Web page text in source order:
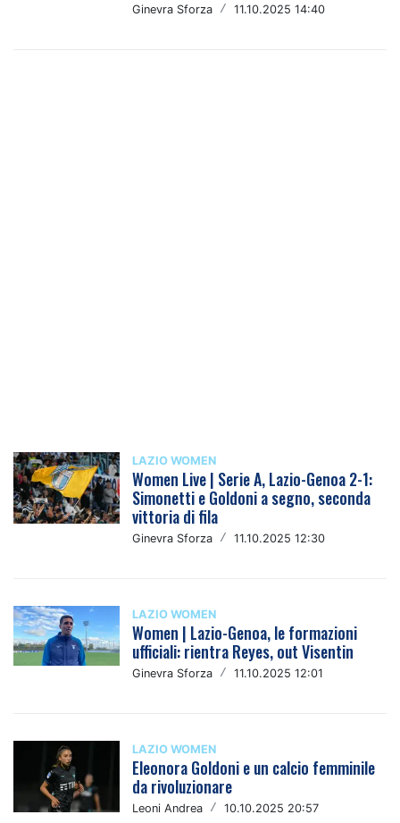
Ginevra Sforza / 11.10.2025 14:40
LAZIO WOMEN
Women Live | Serie A, Lazio-Genoa 2-1:
Simonetti e Goldoni a segno, seconda
vittoria di fila
Ginevra Sforza / 11.10.2025 12:30
LAZIO WOMEN
Women | Lazio-Genoa, le formazioni
ufficiali: rientra Reyes, out Visentin
Ginevra Sforza / 11.10.2025 12:01
LAZIO WOMEN
Eleonora Goldoni e un calcio femminile
da rivoluzionare
Leoni Andrea / 10.10.2025 20:57